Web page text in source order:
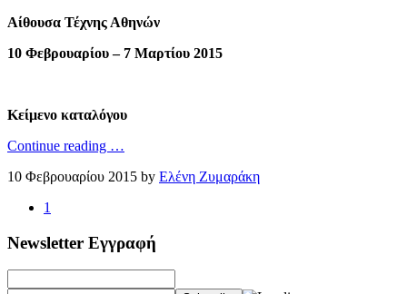
Αίθουσα Τέχνης Αθηνών
10 Φεβρουαρίου – 7 Μαρτίου 2015
Κείμενο καταλόγου
Continue reading …
10 Φεβρουαρίου 2015 by Ελένη Ζυμαράκη
1
Newsletter Εγγραφή